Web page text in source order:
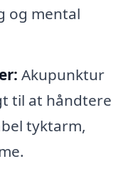
og mental
Akupunktur
til at håndtere
tyktarm,